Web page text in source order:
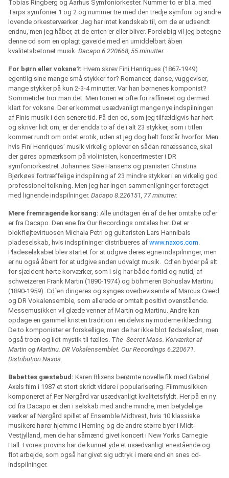
Tobias Ringberg og Aarhus Symfoniorkester. Nummer to er bl.a. med
Tarps symfonier 1 og 2 og nummer tre med den tredje symfoni og andre
lovende orkesterværker. Jeg har intet kendskab til, om de er udsendt
endnu, men jeg håber, at de enten er eller bliver. Foreløbig vil jeg betegne
denne cd som en oplagt gaveide med en umiddelbart åben
kvalitetsbetonet musik. Dacapo 6.220668, 55 minutter.
For børn eller voksne?: Hvem skrev Fini Henriques (1867-1949)
egentlig sine mange små stykker for? Romancer, danse, vuggeviser,
mange stykker på kun 2-3-4 minutter. Var han børnenes komponist?
Sommetider tror man det. Men tonen er ofte for raffineret og dermed
klart for voksne. Der er kommet usædvanligt mange nye indspilningen
af Finis musik i den senere tid. På den cd, som jeg tilfældigvis har hørt
og skriver lidt om, er der endda to af de i alt 23 stykker, som i titlen
kommer rundt om ordet erotik, uden at jeg dog helt forstår hvorfor. Men
hvis Fini Henriques’ musik virkelig oplever en sådan renæssance, skal
der gøres opmærksom på violinisten, koncertmester i DR
symfoniorkestret Johannes Søe Hansens og pianisten Christina
Bjørkøes fortræffelige indspilning af 23 mindre stykker i en virkelig god
professionel tolkning. Men jeg har ingen sammenligninger foretaget
med lignende indspilninger. Dacapo 8.226151, 77 minutter.
Mere fremragende korsang: Alle undtagen én af de her omtalte cd’er
er fra Dacapo. Den ene fra Our Recordings omtales her. Det er
blokfløjtevirtuosen Michala Petri og guitaristen Lars Hannibals
pladeselskab, hvis indspilninger distribueres af www.naxos.com.
Pladeselskabet blev startet for at udgive deres egne indspilninger, men
er nu også åbent for at udgive anden udvalgt musik. Cd’en byder på alt
for sjældent hørte korværker, som i sig har både fortid og nutid, af
schweizeren Frank Martin (1890-1974) og böhmeren Bohuslav Martinu
(1890-1959). Cd´en dirigeres og synges overbevisende af Marcus Creed
og DR Vokalensemble, som allerede er omtalt positivt ovenstående.
Messemusikken vil glæde venner af Martin og Martinu. Andre kan
opdage en gammel kristen tradition i en delvis ny moderne iklædning.
De to komponister er forskellige, men de har ikke blot fødselsåret, men
også troen og lidt mystik til fælles. The Secret Mass. Korværker af
Martin og Martinu. DR Vokalensemblet. Our Recordings 6.220671.
Distribution Naxos.
Babettes gæstebud: Karen Blixens berømte novelle fik med Gabriel
Axels film i 1987 et stort skridt videre i popularisering. Filmmusikken
komponeret af Per Nørgård var usædvanligt kvalitetsfyldt. Her på en ny
cd fra Dacapo er den i selskab med andre mindre, men betydelige
værker af Nørgård spillet af Ensemble Midtvest, hvis 10 klassiske
musikere hører hjemme i Herning og de andre større byer i Midt-
Vestjylland, men de har såmænd givet koncert i New Yorks Carnegie
Hall. I vores provins har de kunnet yde et usædvanligt enestående og
flot arbejde, som også har givet sig udtryk i mere end en snes cd-
indspilninger.